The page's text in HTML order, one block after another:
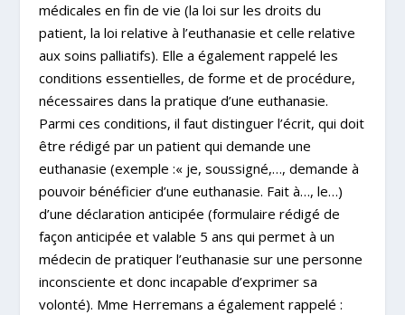
médicales en fin de vie (la loi sur les droits du
patient, la loi relative à l’euthanasie et celle relative
aux soins palliatifs). Elle a également rappelé les
conditions essentielles, de forme et de procédure,
nécessaires dans la pratique d’une euthanasie.
Parmi ces conditions, il faut distinguer l’écrit, qui doit
être rédigé par un patient qui demande une
euthanasie (exemple :« je, soussigné,…, demande à
pouvoir bénéficier d’une euthanasie. Fait à…, le…)
d’une déclaration anticipée (formulaire rédigé de
façon anticipée et valable 5 ans qui permet à un
médecin de pratiquer l’euthanasie sur une personne
inconsciente et donc incapable d’exprimer sa
volonté). Mme Herremans a également rappelé :